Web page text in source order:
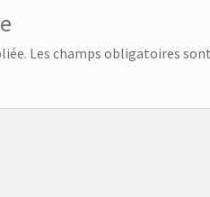
Les champs obligatoires